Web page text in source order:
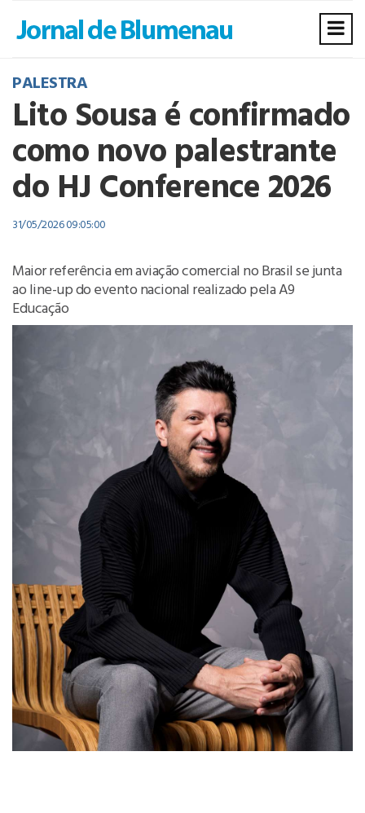
PALESTRA
Lito Sousa é confirmado
como novo palestrante
do HJ Conference 2026
31/05/2026 09:05:00
Maior referência em aviação comercial no Brasil se junta
ao line-up do evento nacional realizado pela A9
Educação